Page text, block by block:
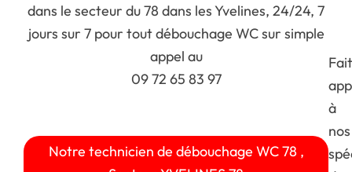
dans le secteur du 78 dans les Yvelines, 24/24, 7
jours sur 7 pour tout débouchage WC sur simple
appel au
09 72 65 83 97
Notre technicien de débouchage WC 78 ,
à
nos